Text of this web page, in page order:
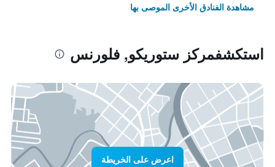
مشاهدة الفنادق الأخرى الموصى بها
استكشفمركز ستوريكو, فلورنس
اعرض على الخريطة